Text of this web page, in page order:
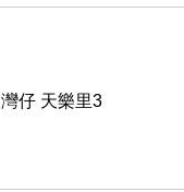
灣仔 天樂里3